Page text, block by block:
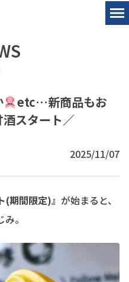
etc…新商品もお
スタート／
2025/11/07
(期間限定)』 が始まると、
。